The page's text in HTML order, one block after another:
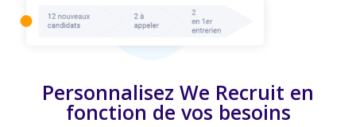
Personnalisez We Recruit en
fonction de vos besoins